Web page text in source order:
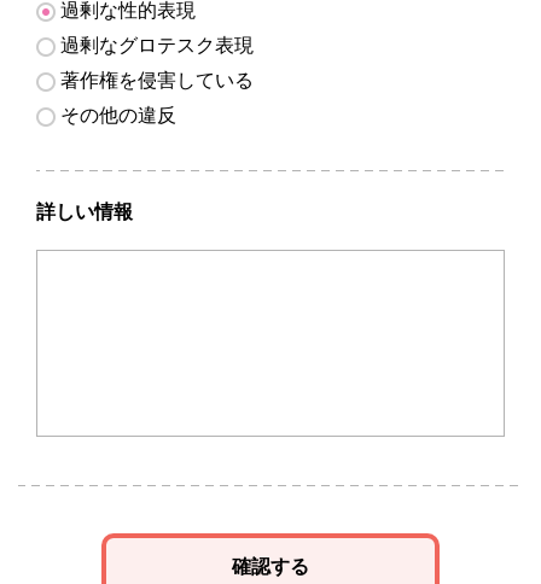
過剰な性的表現
過剰なグロテスク表現
著作権を侵害している
その他の違反
詳しい情報
確認する